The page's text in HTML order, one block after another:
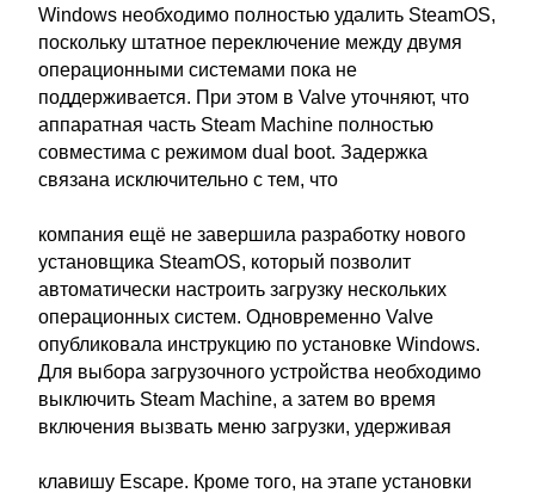
Windows необходимо полностью удалить SteamOS,
поскольку штатное переключение между двумя
операционными системами пока не
поддерживается. При этом в Valve уточняют, что
аппаратная часть Steam Machine полностью
совместима с режимом dual boot. Задержка
связана исключительно с тем, что
компания ещё не завершила разработку нового
установщика SteamOS, который позволит
автоматически настроить загрузку нескольких
операционных систем. Одновременно Valve
опубликовала инструкцию по установке Windows.
Для выбора загрузочного устройства необходимо
выключить Steam Machine, а затем во время
включения вызвать меню загрузки, удерживая
клавишу Escape. Кроме того, на этапе установки